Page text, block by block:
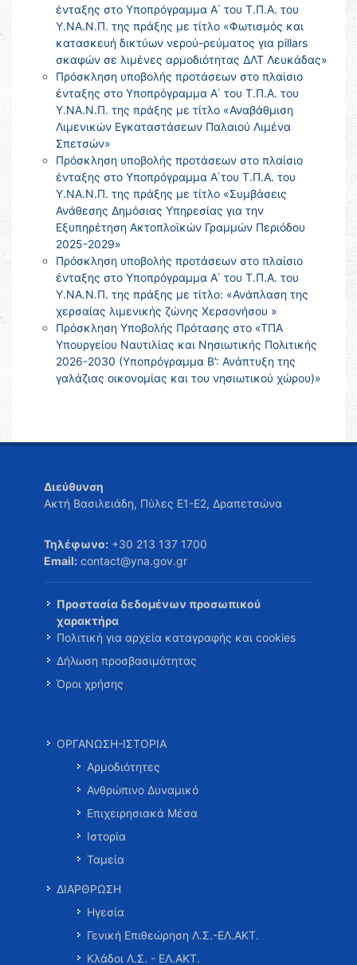
ένταξης στο Υποπρόγραμμα Α΄ του Τ.Π.Α. του
Υ.ΝΑ.Ν.Π. της πράξης με τίτλο «Φωτισμός και
κατασκευή δικτύων νερού-ρεύματος για pillars
σκαφών σε λιμένες αρμοδιότητας ΔΛΤ Λευκάδας»
Πρόσκληση υποβολής προτάσεων στο πλαίσιο
ένταξης στο Υποπρόγραμμα Α΄ του Τ.Π.Α. του
Υ.ΝΑ.Ν.Π. της πράξης με τίτλο «Αναβάθμιση
Λιμενικών Εγκαταστάσεων Παλαιού Λιμένα
Σπετσών»
Πρόσκληση υποβολής προτάσεων στο πλαίσιο
ένταξης στο Υποπρόγραμμα Α΄του Τ.Π.Α. του
Υ.ΝΑ.Ν.Π. της πράξης με τίτλο «Συμβάσεις
Ανάθεσης Δημόσιας Υπηρεσίας για την
Εξυπηρέτηση Ακτοπλοϊκών Γραμμών Περιόδου
2025-2029»
Πρόσκληση υποβολής προτάσεων στο πλαίσιο
ένταξης στο Υποπρόγραμμα Α΄ του Τ.Π.Α. του
Υ.ΝΑ.Ν.Π. της πράξης με τίτλο: «Ανάπλαση της
χερσαίας λιμενικής ζώνης Χερσονήσου »
Πρόσκληση Υποβολής Πρότασης στο «ΤΠΑ
Υπουργείου Ναυτιλίας και Νησιωτικής Πολιτικής
2026-2030 (Υποπρόγραμμα Β’: Ανάπτυξη της
γαλάζιας οικονομίας και του νησιωτικού χώρου)»
Διεύθυνση
Ακτή Βασιλειάδη, Πύλες Ε1-Ε2, Δραπετσώνα
Τηλέφωνο: +30 213 137 1700
Email: contact@yna.gov.gr
Προστασία δεδομένων προσωπικού
χαρακτήρα
Πολιτική για αρχεία καταγραφής και cookies
Δήλωση προσβασιμότητας
Όροι χρήσης
ΟΡΓΑΝΩΣΗ-ΙΣΤΟΡΙΑ
Αρμοδιότητες
Ανθρώπινο Δυναμικό
Επιχειρησιακά Μέσα
Ιστορία
Ταμεία
ΔΙΑΡΘΡΩΣΗ
Ηγεσία
Γενική Επιθεώρηση Λ.Σ.-ΕΛ.ΑΚΤ.
Κλάδοι Λ.Σ. - ΕΛ.ΑΚΤ.